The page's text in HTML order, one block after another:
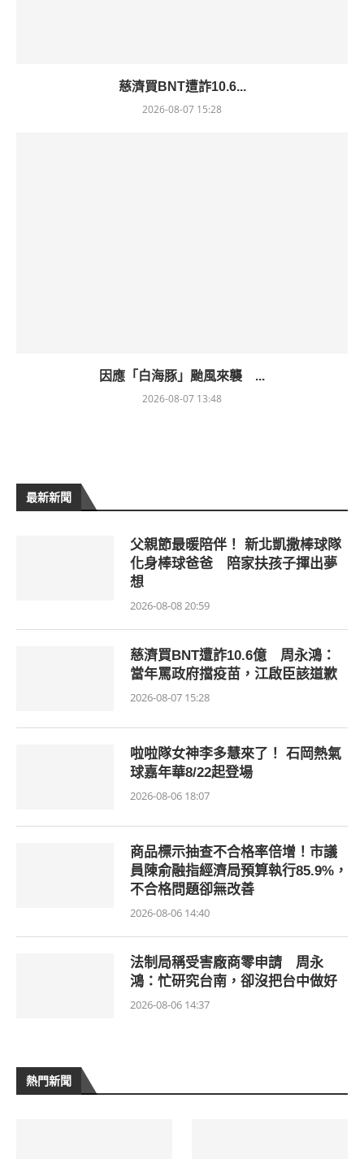
慈濟買BNT遭詐10.6...
2026-08-07 15:28
因應「白海豚」颱風來襲 ...
2026-08-07 13:48
最新新聞
父親節最暖陪伴！ 新北凱撒棒球隊
化身棒球爸爸 陪家扶孩子揮出夢
想
2026-08-08 20:59
慈濟買BNT遭詐10.6億 周永鴻：
當年罵政府擋疫苗，江啟臣該道歉
2026-08-07 15:28
啦啦隊女神李多慧來了！ 石岡熱氣
球嘉年華8/22起登場
2026-08-06 18:07
商品標示抽查不合格率倍增！市議
員陳俞融指經濟局預算執行85.9%，
不合格問題卻無改善
2026-08-06 14:40
法制局稱受害廠商零申請 周永
鴻：忙研究台南，卻沒把台中做好
2026-08-06 14:37
熱門新聞